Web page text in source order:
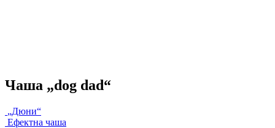
Чаша „dog dad“
„Дюни“
Ефектна чаша